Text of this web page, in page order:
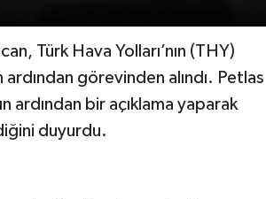
Türk Hava Yolları’nın (THY)
görevinden alındı. Petlas
ardından bir açıklama yaparak
duyurdu.